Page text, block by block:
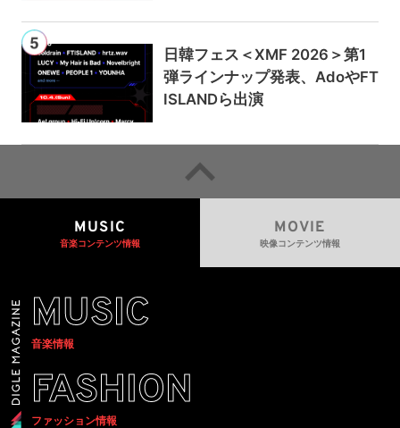
日韓フェス＜XMF 2026＞第1
弾ラインナップ発表、AdoやFT
ISLANDら出演
MUSIC
音楽コンテンツ情報
MOVIE
映像コンテンツ情報
MUSIC
音楽情報
FASHION
ファッション情報